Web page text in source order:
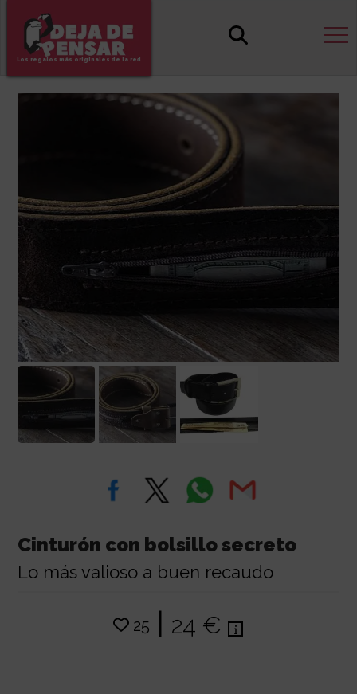
Los regalos más originales de la red
Cinturón con bolsillo secreto
Lo más valioso a buen recaudo
25 | 24 €